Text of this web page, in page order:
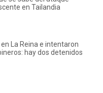
en Tailandia
La Reina e intentaron
hay dos detenidos